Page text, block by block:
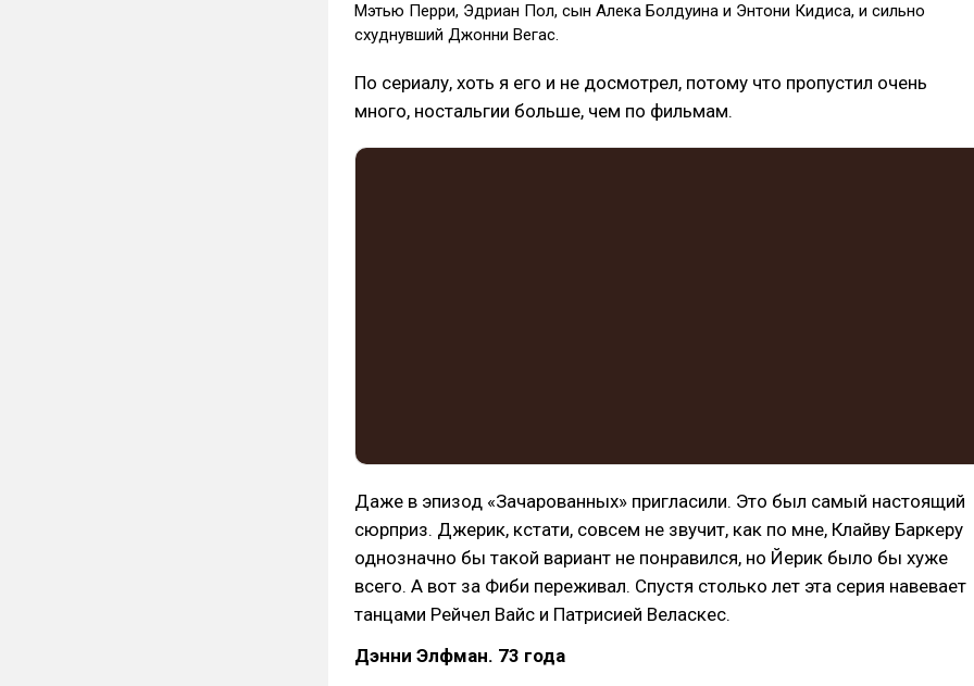
Мэтью Перри, Эдриан Пол, сын Алека Болдуина и Энтони Кидиса, и сильно
схуднувший Джонни Вегас.
По сериалу, хоть я его и не досмотрел, потому что пропустил очень
много, ностальгии больше, чем по фильмам.
Даже в эпизод «Зачарованных» пригласили. Это был самый настоящий
сюрприз. Джерик, кстати, совсем не звучит, как по мне, Клайву Баркеру
однозначно бы такой вариант не понравился, но Йерик было бы хуже
всего. А вот за Фиби переживал. Спустя столько лет эта серия навевает
танцами Рейчел Вайс и Патрисией Веласкес.
Дэнни Элфман. 73 года